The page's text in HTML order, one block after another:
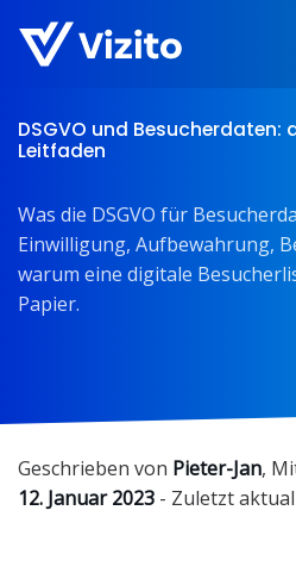
DSGVO und Besucherdaten:
Leitfaden
Was die DSGVO für
Einwilligung, Aufbewahrung,
warum eine digitale
Papier.
Geschrieben von Pieter-Jan,
12. Januar 2023 - Zuletzt